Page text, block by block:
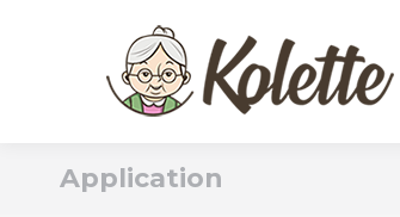
Application